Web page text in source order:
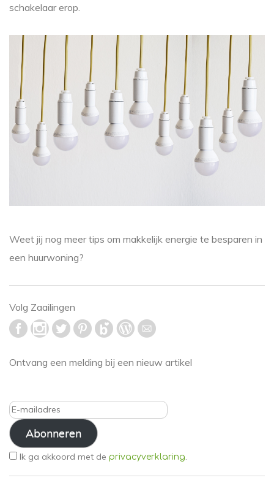
schakelaar erop.
Weet jij nog meer tips om makkelijk energie te besparen in
een huurwoning?
Volg Zaailingen
Ontvang een melding bij een nieuw artikel
E-
mailadresAbonneren
Ik ga akkoord met de privacyverklaring.